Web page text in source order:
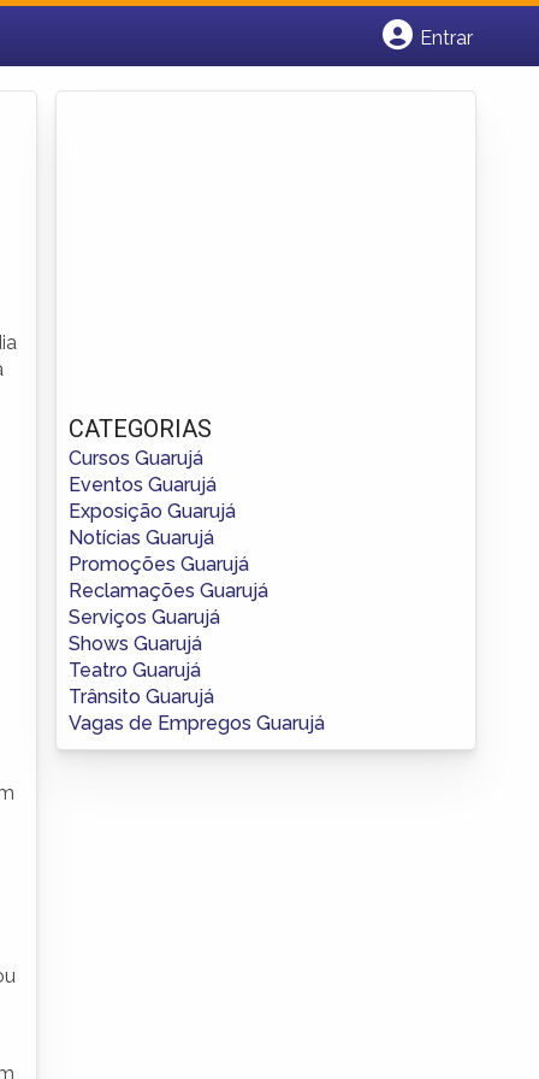
Entrar
CATEGORIAS
Cursos Guarujá
Eventos Guarujá
Exposição Guarujá
Notícias Guarujá
Promoções Guarujá
Reclamações Guarujá
Serviços Guarujá
Shows Guarujá
Teatro Guarujá
Trânsito Guarujá
Vagas de Empregos Guarujá